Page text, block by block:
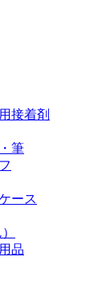
接着剤
筆
ース
品